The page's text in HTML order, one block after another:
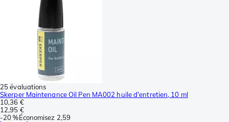
25 évaluations
Skerper Maintenance Oil Pen MA002 huile d'entretien, 10 ml
10,36 €
12,95 €
-20 %Économisez 2,59